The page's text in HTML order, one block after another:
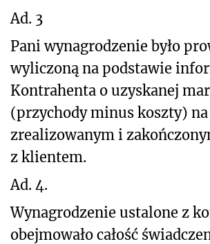
Ad. 3
Pani wynagrodzenie było
wyliczoną na podstawie
Kontrahenta o uzyskanej
(przychody minus koszty) na
zrealizowanym i
z klientem.
Ad. 4.
Wynagrodzenie ustalone z
obejmowało całość